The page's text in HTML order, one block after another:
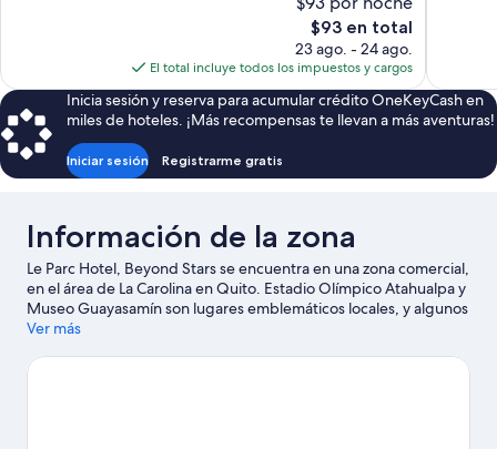
El
precio
actual
es
de
$93
$93 en total
23 ago. - 24 ago.
El total incluye todos los impuestos y cargos
Inicia sesión y reserva para acumular crédito OneKeyCash en
miles de hoteles. ¡Más recompensas te llevan a más aventuras!
Iniciar sesión Registrarme gratis
Información de la zona
Le Parc Hotel, Beyond Stars se encuentra en una zona comercial,
en el área de La Carolina en Quito. Estadio Olímpico Atahualpa y
Museo Guayasamín son lugares emblemáticos locales, y algunos
de los puntos de interés del área incluyen Museo de Ciencias
conocer Vivarium y Capilla del Hombre. Encontrarás muchas
Ver más